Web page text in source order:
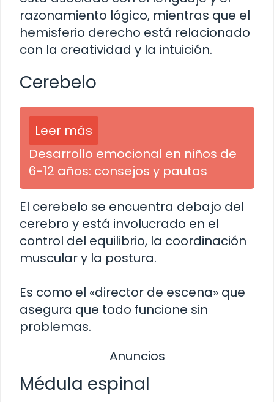
razonamiento lógico, mientras que el
hemisferio derecho está relacionado
con la creatividad y la intuición.
Cerebelo
Leer más
Desarrollo emocional en niños de
6-12 años: consejos y pautas
El cerebelo se encuentra debajo del
cerebro y está involucrado en el
control del equilibrio, la coordinación
muscular y la postura.
Es como el «director de escena» que
asegura que todo funcione sin
problemas.
Anuncios
Médula espinal